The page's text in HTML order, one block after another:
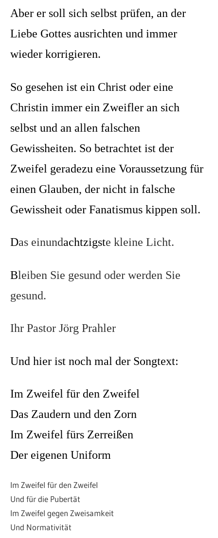
Aber er soll sich selbst prüfen, an der
Liebe Gottes ausrichten und immer
wieder korrigieren.
So gesehen ist ein Christ oder eine
Christin immer ein Zweifler an sich
selbst und an allen falschen
Gewissheiten. So betrachtet ist der
Zweifel geradezu eine Voraussetzung für
einen Glauben, der nicht in falsche
Gewissheit oder Fanatismus kippen soll.
Das einundachtzigste kleine Licht.
Bleiben Sie gesund oder werden Sie
gesund.
Ihr Pastor Jörg Prahler
Und hier ist noch mal der Songtext:
Im Zweifel für den Zweifel
Das Zaudern und den Zorn
Im Zweifel fürs Zerreißen
Der eigenen Uniform
Im Zweifel für den Zweifel
Und für die Pubertät
Im Zweifel gegen Zweisamkeit
Und Normativität